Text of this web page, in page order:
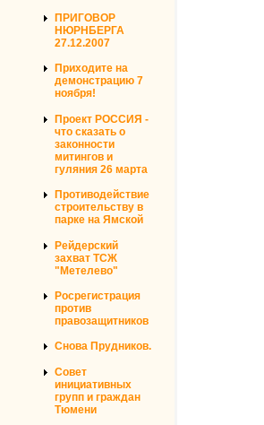
ПРИГОВОР
НЮРНБЕРГА
27.12.2007
Приходите на
демонстрацию 7
ноября!
Проект РОССИЯ -
что сказать о
законности
митингов и
гуляния 26 марта
Противодействие
строительству в
парке на Ямской
Рейдерский
захват ТСЖ
"Метелево"
Росрегистрация
против
правозащитников
Снова Прудников.
Совет
инициативных
групп и граждан
Тюмени